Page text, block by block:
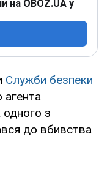
на OBOZ.UA у
Служби безпеки
агента
одного з
до вбивства